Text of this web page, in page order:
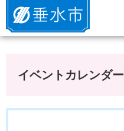
垂水市
イベントカレンダー